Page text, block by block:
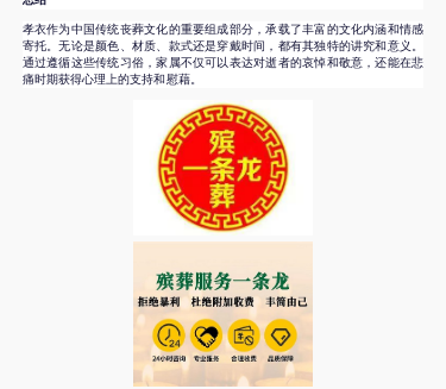
孝衣作为中国传统丧葬文化的重要组成部分，承载了丰富的文化内涵和情感
寄托。无论是颜色、材质、款式还是穿戴时间，都有其独特的讲究和意义。
通过遵循这些传统习俗，家属不仅可以表达对逝者的哀悼和敬意，还能在悲
痛时期获得心理上的支持和慰藉。